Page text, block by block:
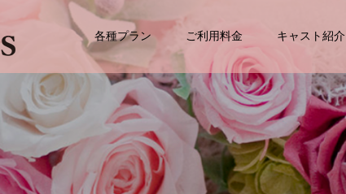
各種プラン ご利用料金 キャスト紹介